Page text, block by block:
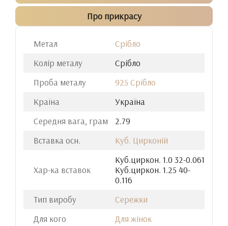
Про прикрасу
Метал
Срібло
Колір металу
Срібло
Проба металу
925 Срібло
Країна
Україна
Середня вага, грам
2.79
Вставка осн.
Куб. Цирконій
Хар-ка вставок
Куб.циркон. 1.0 32-0.061
Куб.циркон. 1.25 40-
0.116
Тип виробу
Сережки
Для кого
Для жінок